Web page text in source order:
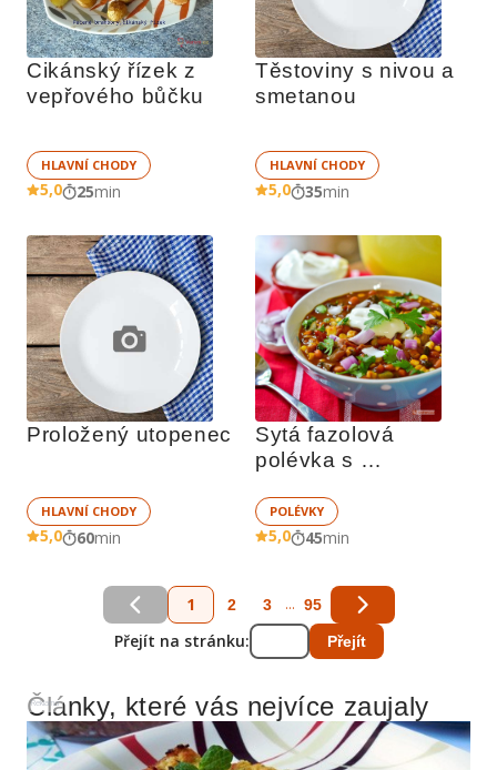
Cikánský řízek z
vepřového bůčku
HLAVNÍ CHODY
5,0 25min
Těstoviny s nivou a
smetanou
HLAVNÍ CHODY
5,0 35min
Proložený utopenec
HLAVNÍ CHODY
5,0 60min
Sytá fazolová
polévka s
POLÉVKY
5,0 45min
1 2 3 ... 95
Přejít na stránku: Přejít
Reklama
Články, které vás nejvíce zaujaly